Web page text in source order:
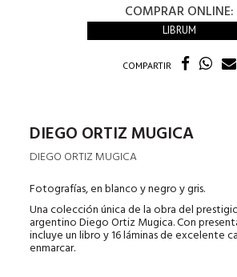
COMPRAR ONLINE:
LIBRUM
COMPARTIR
DIEGO ORTIZ MUGICA
DIEGO ORTIZ MUGICA
Fotografías, en blanco y negro y gris.
Una colección única de la obra del
argentino Diego Ortiz Mugica. Con
incluye un libro y 16 láminas de excelente
enmarcar.